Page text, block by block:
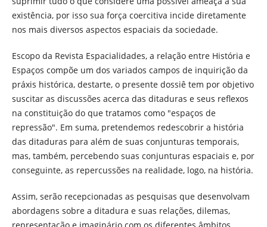
existência, por isso sua força coercitiva incide diretamente
nos mais diversos aspectos espaciais da sociedade.
Escopo da Revista Espacialidades, a relação entre História e
Espaços compõe um dos variados campos de inquirição da
práxis histórica, destarte, o presente dossiê tem por objetivo
suscitar as discussões acerca das ditaduras e seus reflexos
na constituição do que tratamos como "espaços de
repressão". Em suma, pretendemos redescobrir a história
das ditaduras para além de suas conjunturas temporais,
mas, também, percebendo suas conjunturas espaciais e, por
conseguinte, as repercussões na realidade, logo, na história.
Assim, serão recepcionadas as pesquisas que desenvolvam
abordagens sobre a ditadura e suas relações, dilemas,